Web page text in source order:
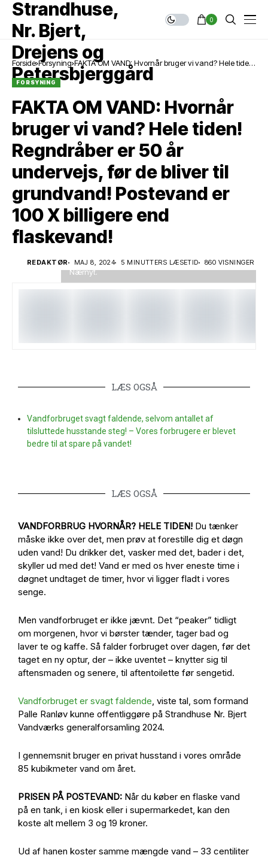
0
Forside Forsyning FAKTA OM VAND: Hvornår bruger vi vand? Hele tiden!
Regndråber er 50 år undervejs, før de bliver til
grundvand! Postevand er 100 X billigere end
FORSYNING
FAKTA OM VAND: Hvornår
bruger vi vand? Hele tiden!
Regndråber er 50 år
undervejs, før de bliver til
grundvand! Postevand er
100 X billigere end
flaskevand!
REDAKTØR MAJ 8, 2024 5 MINUTTERS LÆSETID 860 VISNINGER
Drikkevand fra hanen er af højeste kvalitet. Foto:
Nærnyt.
LÆS OGSÅ
Vandforbruget svagt faldende, selvom antallet af
tilsluttede husstande steg! – Vores forbrugere er blevet
bedre til at spare på vandet!
LÆS OGSÅ
VANDFORBRUG HVORNÅR? HELE TIDEN! Du tænker
måske ikke over det, men prøv at forestille dig et døgn
uden vand! Du drikker det, vasker med det, bader i det,
skyller ud med det! Vand er med os hver eneste time i
døgnet undtaget de timer, hvor vi ligger fladt i vores
senge.
Men vandforbruget er ikke jævnt. Det “peaker” tidligt
om morgenen, hvor vi børster tænder, tager bad og
laver te og kaffe. Så falder forbruget over dagen, før det
taget en ny optur, der – ikke uventet – knytter sig til
aftensmaden og senere, til aftentoilette før sengetid.
Vandforbruget er svagt faldende, viste tal, som formand
Palle Ranløv kunne offentliggøre på Strandhuse Nr. Bjert
Vandværks generalforsamling 2024.
I gennemsnit bruger en privat husstand i vores område
85 kubikmeter vand om året.
PRISEN PÅ POSTEVAND: Når du køber en flaske vand
på en tank, i en kiosk eller i supermarkedet, kan den
koste alt mellem 3 og 19 kroner.
Ud af hanen koster samme mængde vand – 33 centiliter